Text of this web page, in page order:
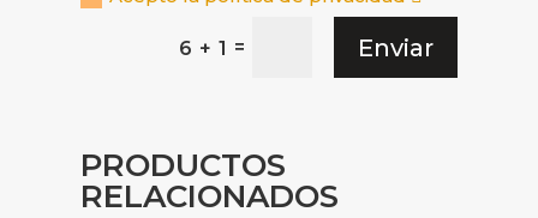
6 + 1 = Enviar
PRODUCTOS
RELACIONADOS